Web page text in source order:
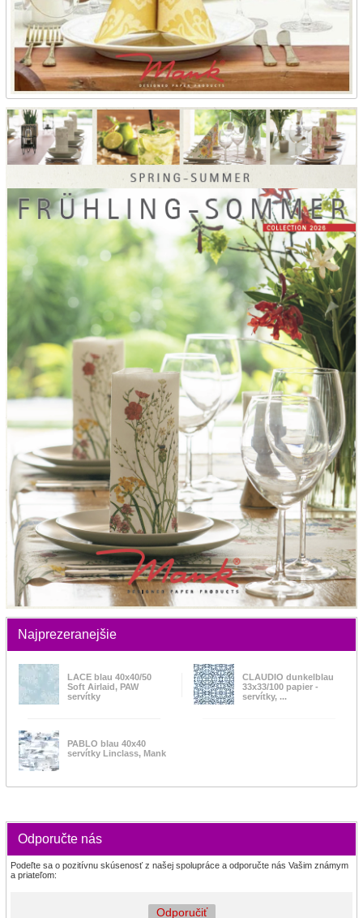
Najprezeranejšie
LACE blau 40x40/50
Soft Airlaid, PAW
servítky
CLAUDIO dunkelblau
33x33/100 papier -
servítky, ...
PABLO blau 40x40
servítky Linclass, Mank
Odporučte nás
Podeľte sa o pozitívnu skúsenosť z našej spolupráce a odporučte nás Vašim známym
a priateľom:
Odporučiť